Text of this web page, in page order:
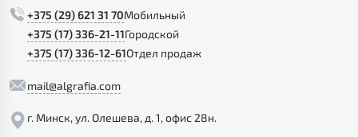
+375 (29) 621 31 70Мобильный
+375 (17) 336-21-11Городской
+375 (17) 336-12-61Отдел продаж
mail@algrafia.com
г. Минск, ул. Олешева, д. 1, офис 28н.